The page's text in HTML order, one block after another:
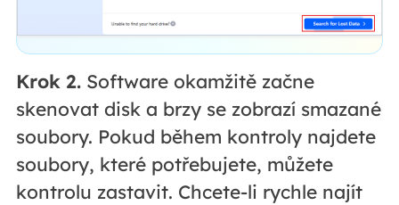
Krok 2.Software okamžitě začne
skenovat disk a brzy se zobrazí smazané
soubory. Pokud během kontroly najdete
soubory, které potřebujete, můžete
kontrolu zastavit. Chcete-li rychle najít